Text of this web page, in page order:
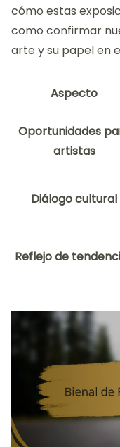
cómo estas
como confirmar
arte y su papel en
Aspecto
Oportunidades
artistas
Diálogo cultural
Reflejo de